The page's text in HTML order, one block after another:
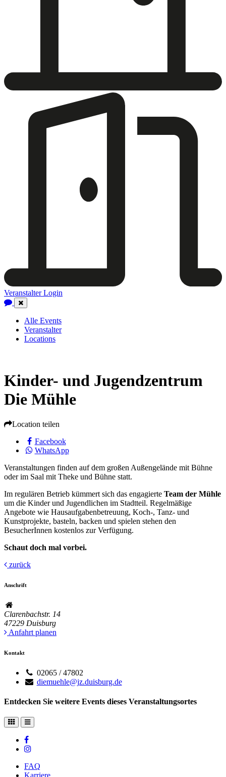
Veranstalter Login
Close
Navigation
Alle Events
Veranstalter
Locations
Kinder- und Jugendzentrum
Die Mühle
Location teilen
Facebook
WhatsApp
Veranstaltungen finden auf dem großen Außengelände mit Bühne
oder im Saal mit Theke und Bühne statt.
Im regulären Betrieb kümmert sich das engagierte Team der Mühle
um die Kinder und Jugendlichen im Stadtteil. Regelmäßige
Angebote wie Hausaufgabenbetreuung, Koch-, Tanz- und
Kunstprojekte, basteln, backen und spielen stehen den
BesucherInnen kostenlos zur Verfügung.
Schaut doch mal vorbei.
zurück
Anschrift
Clarenbachstr. 14
47229 Duisburg
Anfahrt planen
Kontakt
02065 / 47802
diemuehle@jz.duisburg.de
Entdecken Sie weitere Events dieses Veranstaltungsortes
FAQ